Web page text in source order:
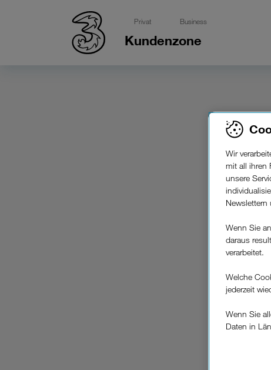
Privat Business
Kundenzone
Wir
mit all ihren
unsere
Newslettern
Wenn Sie
daraus
verarbeitet.
Welche
jederzeit
Wenn Sie
Daten in